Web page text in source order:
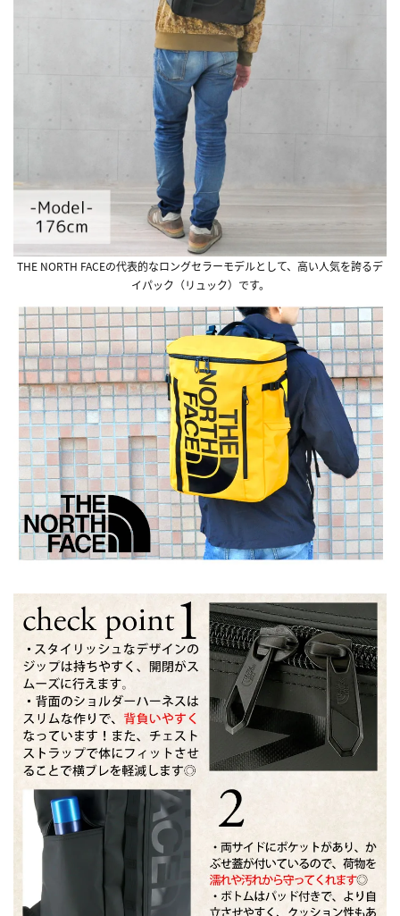
THE NORTH FACEの代表的なロングセラーモデルとして、高い人気を誇るデ
イパック（リュック）です。